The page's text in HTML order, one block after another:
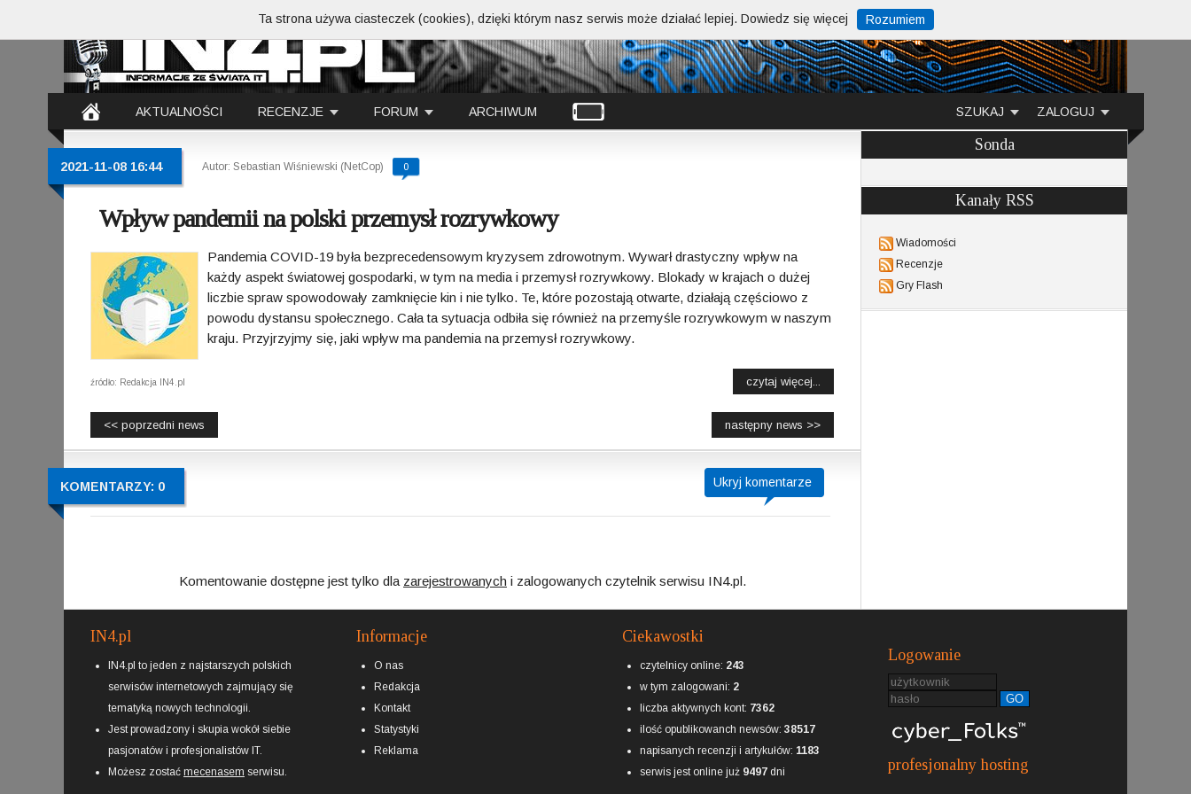
AKTUALNOŚCI RECENZJE FORUM ARCHIWUM ZALOGUJ
SZUKAJ
2021-11-08 16:44 Autor: Sebastian Wiśniewski (NetCop) 0
Wpływ pandemii na polski przemysł rozrywkowy
Pandemia COVID-19 była bezprecedensowym kryzysem zdrowotnym. Wywarł drastyczny wpływ na
każdy aspekt światowej gospodarki, w tym na media i przemysł rozrywkowy. Blokady w krajach o dużej
liczbie spraw spowodowały zamknięcie kin i nie tylko. Te, które pozostają otwarte, działają częściowo z
powodu dystansu społecznego. Cała ta sytuacja odbiła się również na przemyśle rozrywkowym w naszym
kraju. Przyjrzyjmy się, jaki wpływ ma pandemia na przemysł rozrywkowy.
źródło: Redakcja IN4.pl czytaj więcej...
<< poprzedni news następny news >>
KOMENTARZY: 0 Ukryj komentarze
Komentowanie dostępne jest tylko dla zarejestrowanych i zalogowanych czytelnik serwisu IN4.pl.
Sonda
Kanały RSS
Wiadomości
Recenzje
Gry Flash
IN4.pl
IN4.pl to jeden z najstarszych polskich
serwisów internetowych zajmujący się
tematyką nowych technologii.
Jest prowadzony i skupia wokół siebie
pasjonatów i profesjonalistów IT.
Możesz zostać mecenasem serwisu.
Informacje
O nas
Redakcja
Kontakt
Statystyki
Reklama
Ciekawostki
czytelnicy online: 243
w tym zalogowani: 2
liczba aktywnych kont: 7362
ilość opublikowanch newsów: 38517
napisanych recenzji i artykułów: 1183
serwis jest online już 9497 dni
Logowanie
GO
profesjonalny hosting
Ta strona używa ciasteczek (cookies), dzięki którym nasz serwis może działać lepiej. Dowiedz się więcej Rozumiem